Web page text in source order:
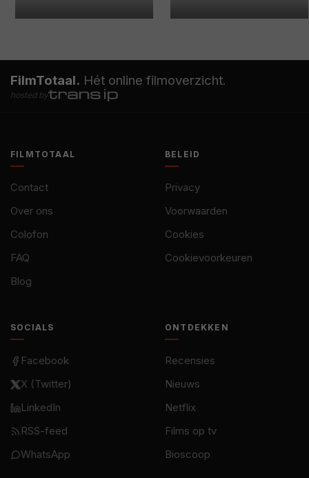
FilmTotaal. Hét online filmoverzicht.
hosted by
FILMTOTAAL
Contact
Over ons
Colofon
FAQ
Blog
BELEID
Privacy
Voorwaarden
Cookies
Cookievoorkeuren
SOCIALS
Facebook
X (Twitter)
LinkedIn
RSS-feed
WhatsApp
ONTDEKKEN
Recensies
Nieuws
Netflix
Films op tv
Bioscoop